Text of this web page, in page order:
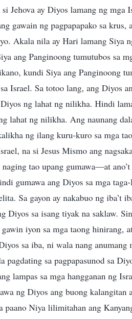
Jehova ay Diyos lamang ng mga
gawain ng pagpapapako sa
Akala nila ay Hari lamang Siya
ang Panginoong tumutubos sa
kundi Siya ang Panginoong
Israel. Sa totoo lang, ang Diyos
ng lahat ng nilikha. Hindi
lahat ng nilikha. Ang naunang
ng ilang kuru-kuro sa mga
na si Jesus Mismo ang
tao upang gumawa—at
gumawa ang Diyos sa mga
Sa gayon ay nakabuo ng iba’t
Diyos sa isang tiyak na saklaw.
iyon sa mga taong hinirang,
sa iba, ni wala nang anumang
pagdating sa pagpapasunod sa
lampas sa mga hangganan ng
ng Diyos ang buong kalangitan
paano Niya lilimitahan ang